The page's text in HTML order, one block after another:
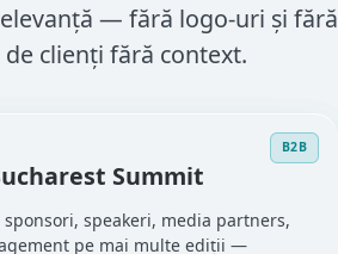
— fără logo-uri și fără
clienți fără context.
B2B
Summit
sponsori, speakeri, media partners,
pe mai multe ediții —